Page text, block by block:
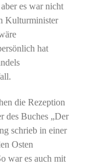
es war nicht
Kulturminister
hat
die Rezeption
des Buches „Der
schrieb in einer
Osten
war es auch mit